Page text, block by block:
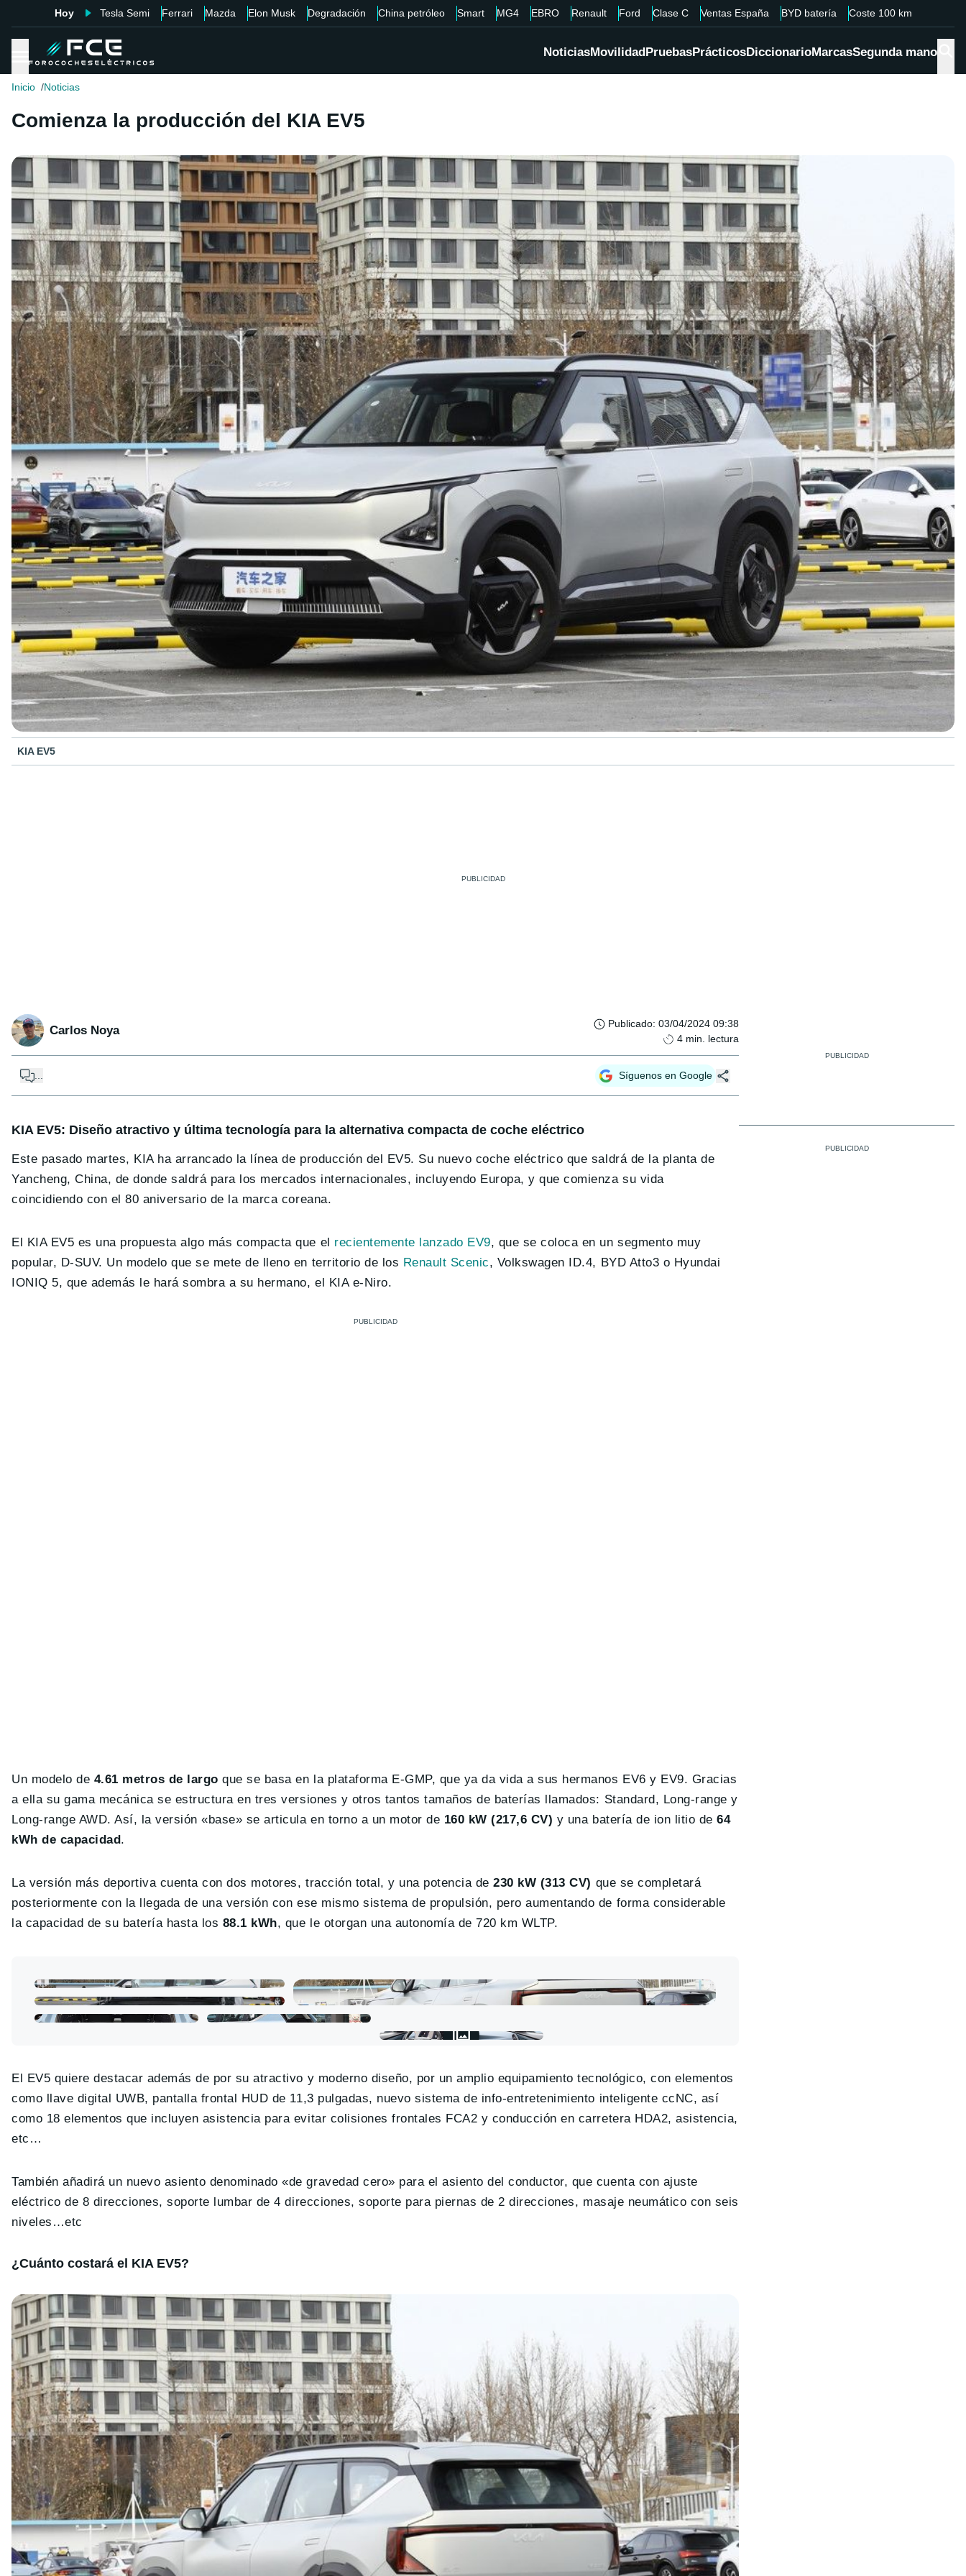
Hoy Tesla Semi Ferrari Mazda Elon Musk Degradación China petróleo Smart MG4 EBRO Renault Ford Clase C Ventas España BYD batería Coste 100 km
NoticiasMovilidadPruebasPrácticosDiccionarioMarcasSegunda mano
Inicio Noticias
Comienza la producción del KIA EV5
KIA EV5
Carlos Noya Publicado: 03/04/2024 09:38
4 min. lectura
Síguenos en Google
KIA EV5: Diseño atractivo y última tecnología para la alternativa compacta de coche eléctrico
Este pasado martes, KIA ha arrancado la línea de producción del EV5. Su nuevo coche eléctrico que saldrá de la planta de
Yancheng, China, de donde saldrá para los mercados internacionales, incluyendo Europa, y que comienza su vida
coincidiendo con el 80 aniversario de la marca coreana.
El KIA EV5 es una propuesta algo más compacta que el recientemente lanzado EV9, que se coloca en un segmento muy
popular, D-SUV. Un modelo que se mete de lleno en territorio de los Renault Scenic, Volkswagen ID.4, BYD Atto3 o Hyundai
IONIQ 5, que además le hará sombra a su hermano, el KIA e-Niro.
Un modelo de 4.61 metros de largo que se basa en la plataforma E-GMP, que ya da vida a sus hermanos EV6 y EV9. Gracias
a ella su gama mecánica se estructura en tres versiones y otros tantos tamaños de baterías llamados: Standard, Long-range y
Long-range AWD. Así, la versión «base» se articula en torno a un motor de 160 kW (217,6 CV) y una batería de ion litio de64
kWh de capacidad.
La versión más deportiva cuenta con dos motores, tracción total, y una potencia de 230 kW (313 CV) que se completará
posteriormente con la llegada de una versión con ese mismo sistema de propulsión, pero aumentando de forma considerable
la capacidad de su batería hasta los 88.1 kWh, que le otorgan una autonomía de 720 km WLTP.
El EV5 quiere destacar además de por su atractivo y moderno diseño, por un amplio equipamiento tecnológico, con elementos
como llave digital UWB, pantalla frontal HUD de 11,3 pulgadas, nuevo sistema de info-entretenimiento inteligente ccNC, así
como 18 elementos que incluyen asistencia para evitar colisiones frontales FCA2 y conducción en carretera HDA2, asistencia,
etc…
También añadirá un nuevo asiento denominado «de gravedad cero» para el asiento del conductor, que cuenta con ajuste
eléctrico de 8 direcciones, soporte lumbar de 4 direcciones, soporte para piernas de 2 direcciones, masaje neumático con seis
niveles…etc
¿Cuánto costará el KIA EV5?